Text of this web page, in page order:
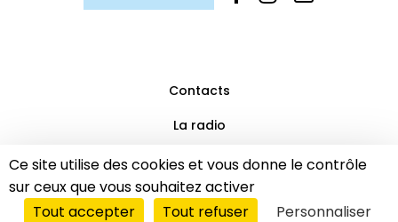
Ce site utilise des cookies et vous donne le contrôle
sur ceux que vous souhaitez activer
Tout accepter
Tout refuser Personnaliser
Contacts
La radio
Mentions légales
Partenaires